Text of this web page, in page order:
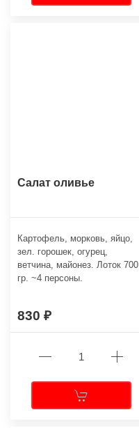
Салат оливье
Картофель, морковь, яйцо,
зел. горошек, огурец,
ветчина, майонез. Лоток 700
гр. ~4 персоны.
830